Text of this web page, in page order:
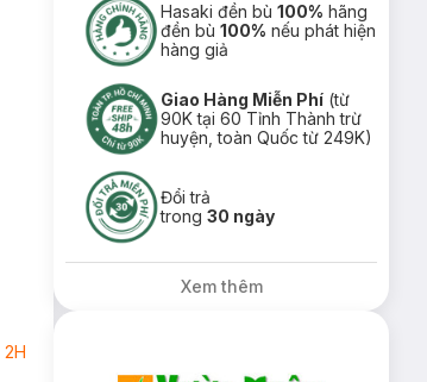
2H
Hasaki đền bù100% hãng
đền bù100% nếu phát hiện
hàng giả
Giao Hàng Miễn Phí (từ
90K tại 60 Tỉnh Thành trừ
huyện, toàn Quốc từ 249K)
Đổi trả
trong30 ngày
Xem thêm